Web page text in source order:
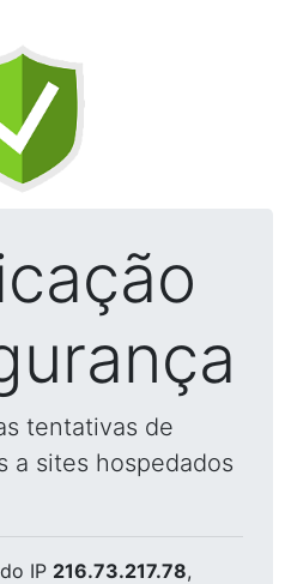
tentativas de
a sites hospedados
do IP 216.73.217.78,